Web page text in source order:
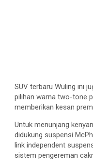
SUV terbaru Wuling ini
pilihan warna two-tone
memberikan kesan
Untuk menunjang
didukung suspensi
link independent
sistem pengereman